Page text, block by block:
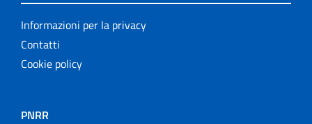
Informazioni per la privacy
Contatti
Cookie policy
PNRR